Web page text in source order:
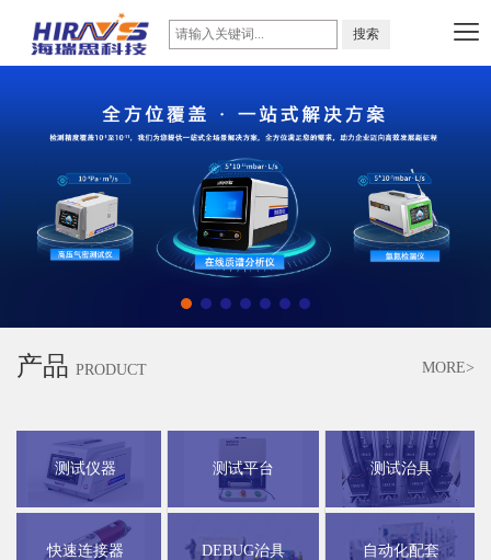
产品 PRODUCT MORE>
测试仪器 测试平台 测试治具
快速连接器 DEBUG治具 自动化配套